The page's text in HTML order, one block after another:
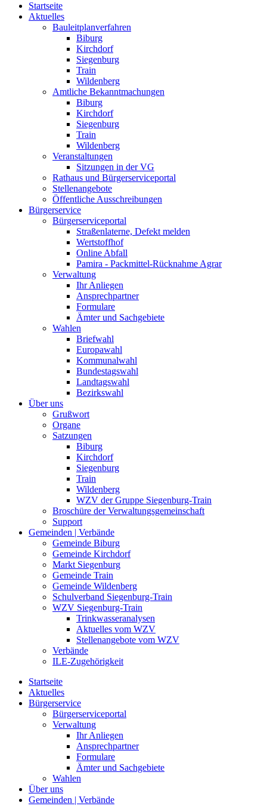
Startseite
Aktuelles
Bauleitplanverfahren
Biburg
Kirchdorf
Siegenburg
Train
Wildenberg
Amtliche Bekanntmachungen
Biburg
Kirchdorf
Siegenburg
Train
Wildenberg
Veranstaltungen
Sitzungen in der VG
Rathaus und Bürgerserviceportal
Stellenangebote
Öffentliche Ausschreibungen
Bürgerservice
Bürgerserviceportal
Straßenlaterne, Defekt melden
Wertstoffhof
Online Abfall
Pamira - Packmittel-Rücknahme Agrar
Verwaltung
Ihr Anliegen
Ansprechpartner
Formulare
Ämter und Sachgebiete
Wahlen
Briefwahl
Europawahl
Kommunalwahl
Bundestagswahl
Landtagswahl
Bezirkswahl
Über uns
Grußwort
Organe
Satzungen
Biburg
Kirchdorf
Siegenburg
Train
Wildenberg
WZV der Gruppe Siegenburg-Train
Broschüre der Verwaltungsgemeinschaft
Support
Gemeinden | Verbände
Gemeinde Biburg
Gemeinde Kirchdorf
Markt Siegenburg
Gemeinde Train
Gemeinde Wildenberg
Schulverband Siegenburg-Train
WZV Siegenburg-Train
Trinkwasseranalysen
Aktuelles vom WZV
Stellenangebote vom WZV
Verbände
ILE-Zugehörigkeit
Startseite
Aktuelles
Bürgerservice
Bürgerserviceportal
Verwaltung
Ihr Anliegen
Ansprechpartner
Formulare
Ämter und Sachgebiete
Wahlen
Über uns
Gemeinden | Verbände